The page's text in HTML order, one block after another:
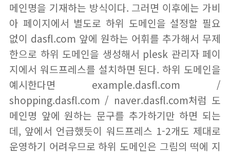
메인명을 기재하는 방식이다. 그러면 이후에는 가비
아 페이지에서 별도로 하위 도메인을 설정할 필요
없이 dasfl.com 앞에 원하는 어휘를 추가해서 무제
한으로 하위 도메인을 생성해서 plesk 관리자 페이
지에서 워드프레스를 설치하면 된다. 하위 도메인을
예시한다면 example.dasfl.com /
shopping.dasfl.com / naver.dasfl.com처럼 도
메인명 앞에 원하는 문구를 추가하기만 하면 되는
데, 앞에서 언급했듯이 워드프레스 1-2개도 제대로
운영하기 어려우므로 하위 도메인은 그림의 떡에 지